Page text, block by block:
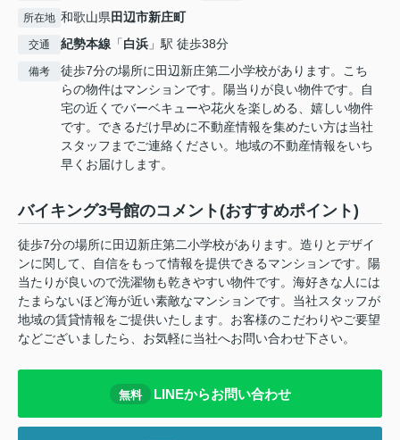
所在地 和歌山県田辺市新庄町
交通 紀勢本線 「白浜 」駅 徒歩38分
備考
徒歩7分の場所に田辺新庄第二小学校があります。こち
らの物件はマンションです。陽当りが良い物件です。自
宅の近くでバーベキューや花火を楽しめる、嬉しい物件
です。できるだけ早めに不動産情報を集めたい方は当社
スタッフまでご連絡ください。地域の不動産情報をいち
早くお届けします。
バイキング3号館のコメント(おすすめポイント)
徒歩7分の場所に田辺新庄第二小学校があります。造りとデザイ
ンに関して、自信をもって情報を提供できるマンションです。陽
当たりが良いので洗濯物も乾きやすい物件です。海好きな人には
たまらないほど海が近い素敵なマンションです。当社スタッフが
地域の賃貸情報をご提供いたします。お客様のこだわりやご要望
などございましたら、お気軽に当社へお問い合わせ下さい。
無料 LINEからお問い合わせ